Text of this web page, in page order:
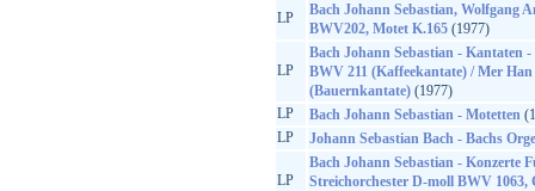
LP
Bach Johann Sebastian, Wolfgang
BWV202, Motet K.165(1977)
LP
Bach Johann Sebastian - Kantaten
BWV 211 (Kaffeekantate) / Mer
(Bauernkantate)(1977)
LP
Bach Johann Sebastian - Motetten
LP
Johann Sebastian Bach - Bachs
LP
Bach Johann Sebastian - Konzerte
Streichorchester D-moll BWV